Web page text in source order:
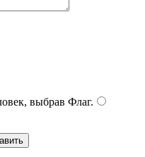
выбрав Флаг.